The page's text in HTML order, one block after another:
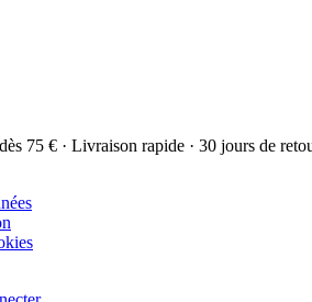
75 € · Livraison rapide · 30 jours de